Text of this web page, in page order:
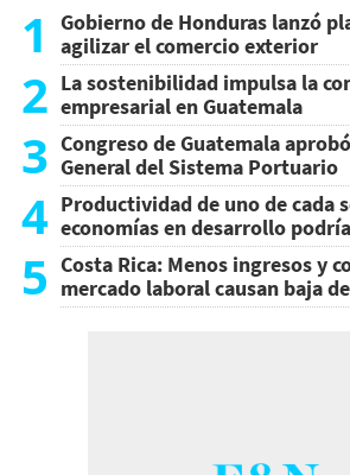
1
Gobierno de Honduras lanzó
agilizar el comercio exterior
2 La sostenibilidad impulsa la
empresarial en Guatemala
3 Congreso de Guatemala
General del Sistema Portuario
4 Productividad de uno de cada
economías en desarrollo
5 Costa Rica: Menos ingresos y
mercado laboral causan baja